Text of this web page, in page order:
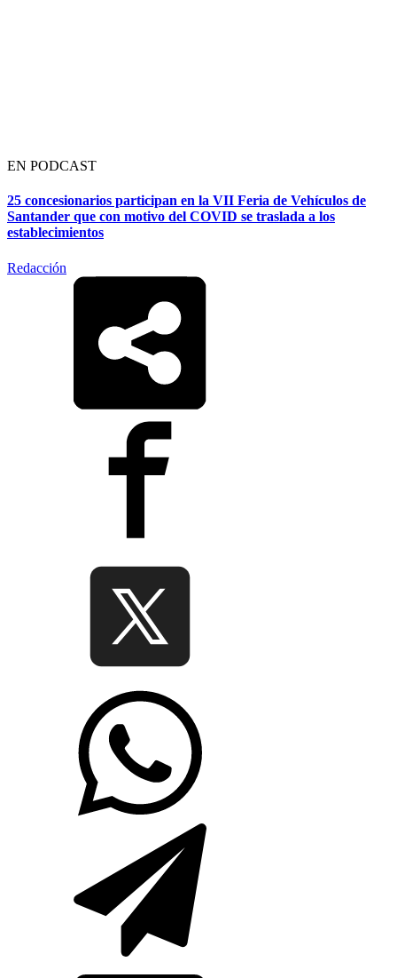
EN PODCAST
25 concesionarios participan en la VII Feria de Vehículos de
Santander que con motivo del COVID se traslada a los
establecimientos
Redacción